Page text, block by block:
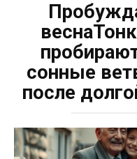
сонные
после